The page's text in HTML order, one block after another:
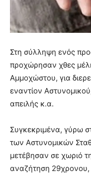
Στη σύλληψη ενός
προχώρησαν χθες
Αμμοχώστου, για
εναντίον
απειλής κ.α.
Συγκεκριμένα, γύρω
των Αστυνομικών
μετέβησαν σε χωριό
αναζήτηση 29χρονου,